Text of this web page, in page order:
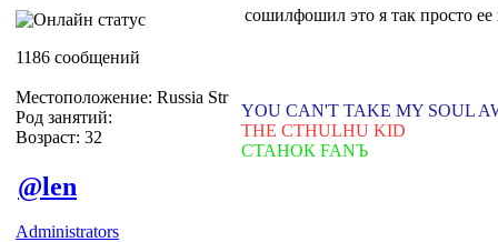
1186 сообщений
Местоположение: Russia Str
Род занятий:
Возраст: 32
сошилфошил это я так просто
YOU CAN'T TAKE MY SOUL
THE CTHULHU KID
СТАНОК FANЪ
@len
Administrators